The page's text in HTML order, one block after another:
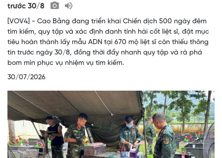
trước 30/8
[VOV4] - Cao Bằng đang triển khai Chiến dịch 500 ngày đêm
tìm kiếm, quy tập và xác định danh tính hài cốt liệt sĩ, đặt mục
tiêu hoàn thành lấy mẫu ADN tại 670 mộ liệt sĩ còn thiếu thông
tin trước ngày 30/8, đồng thời đẩy nhanh quy tập và rà phá
bom mìn phục vụ nhiệm vụ tìm kiếm.
30/07/2026